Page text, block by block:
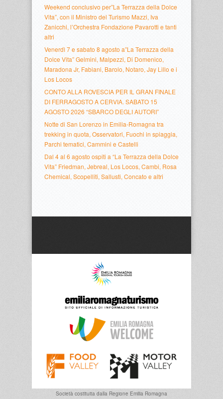
Weekend conclusivo per”La Terrazza della Dolce
Vita”, con il Ministro del Turismo Mazzi, Iva
Zanicchi, l’Orchestra Fondazione Pavarotti e tanti
altri
Venerdì 7 e sabato 8 agosto a”La Terrazza della
Dolce Vita” Gelmini, Malpezzi, Di Domenico,
Maradona Jr, Fabiani, Barolo, Notaro, Jay Lillo e i
Los Locos
CONTO ALLA ROVESCIA PER IL GRAN FINALE
DI FERRAGOSTO A CERVIA. SABATO 15
AGOSTO 2026 “SBARCO DEGLI AUTORI”
Notte di San Lorenzo in Emilia-Romagna tra
trekking in quota, Osservatori, Fuochi in spiaggia,
Parchi tematici, Cammini e Castelli
Dal 4 al 6 agosto ospiti a “La Terrazza della Dolce
Vita” Friedman, Jebreal, Los Locos, Cambi, Rosa
Chemical, Scopelliti, Sallusti, Concato e altri
Società costituita dalla Regione Emilia Romagna